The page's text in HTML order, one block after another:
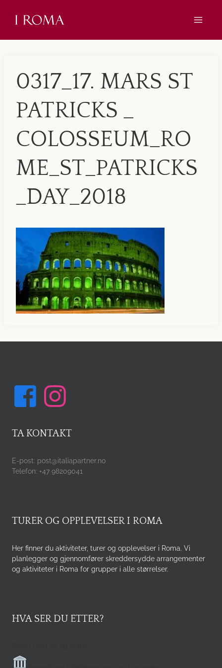
0317_17. MARS ST
PATRICKS _
COLOSSEUM_RO
ME_ST_PATRICKS
_DAY_2018
TA KONTAKT
E-post: post@italiapartner.no
Telefon: +47 98209041
TURER OG OPPLEVELSER I ROMA
Her finner du aktiviteter, turer og opplevelser i Roma. Vi
planlegger og gjennomfører skreddersydde arrangementer
og aktiviteter i Roma for grupper i alle størrelser.
HVA SER DU ETTER?